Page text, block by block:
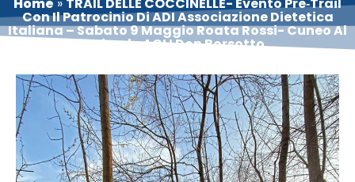
Con Il Patrocinio Di ADI Associazione Dietetica
Italiana – Sabato 9 Maggio Roata Rossi- Cuneo Al
Circolo ACLI Don Borsotto